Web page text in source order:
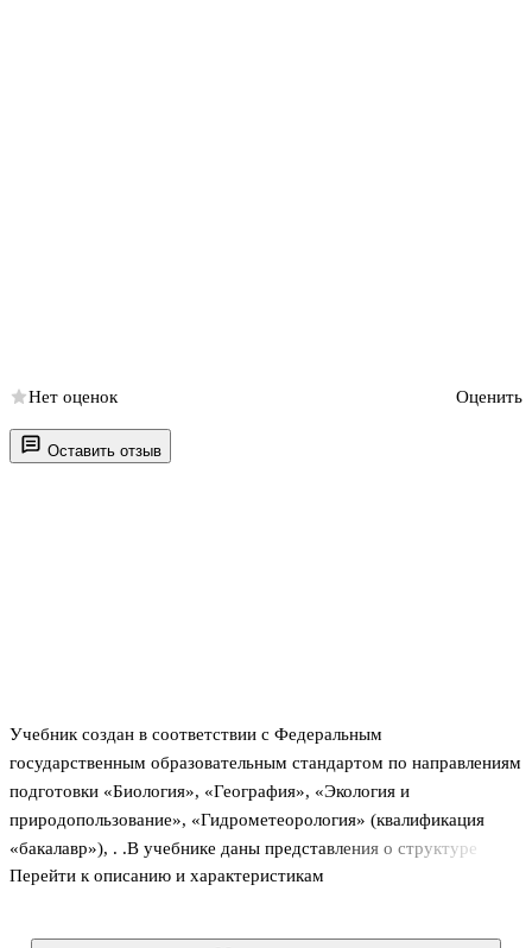
Оставить отзыв
Учебник создан в соответствии с Федеральным
государственным образовательным стандартом по направлениям
подготовки «Биология», «География», «Экология и
природопользование», «Гидрометеорология» (квалификация
«бакалавр»), . .В учебнике даны представления о структуре
живой материи и наиболее общих ее законах, изложены вопросы
Перейти к описанию и характеристикам
Нет оценок Оценить